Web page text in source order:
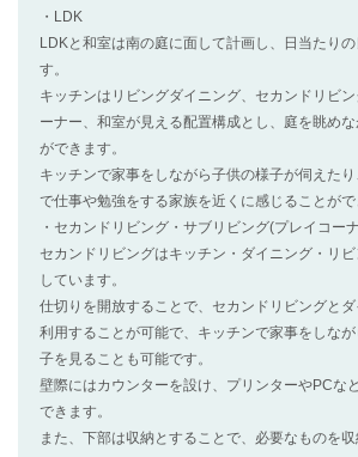
・LDK
LDKと和室は南の庭に面して計画し、日当たり
す。
キッチンはリビングダイニング、セカンドリビ
ーナー、和室が見える配置構成とし、庭を眺め
ができます。
キッチンで家事をしながら子供の様子が伺えた
で仕事や勉強をする家族を近くに感じることがで
・セカンドリビング・サブリビング(プレイコー
セカンドリビングはキッチン・ダイニング・リ
しています。
仕切りを開放することで、セカンドリビングと
利用することが可能で、キッチンで家事をしな
子を見ることも可能です。
壁際にはカウンターを設け、プリンターやPCな
できます。
また、下部は収納とすることで、必要なものを